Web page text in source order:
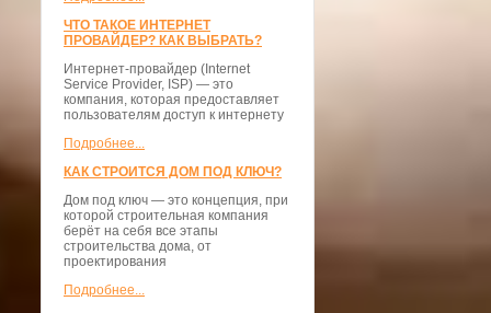
ЧТО ТАКОЕ ИНТЕРНЕТ
ПРОВАЙДЕР? КАК ВЫБРАТЬ?
Интернет-провайдер (Internet
Service Provider, ISP) — это
компания, которая предоставляет
пользователям доступ к интернету
Подробнее...
КАК СТРОИТСЯ ДОМ ПОД КЛЮЧ?
Дом под ключ — это концепция, при
которой строительная компания
берёт на себя все этапы
строительства дома, от
проектирования
Подробнее...